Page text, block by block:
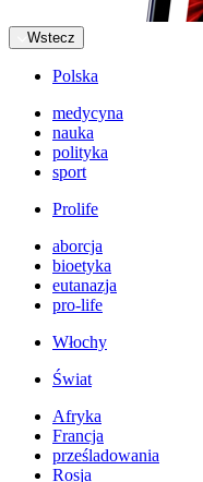
Wstecz
Polska
medycyna
nauka
polityka
sport
Prolife
aborcja
bioetyka
eutanazja
pro-life
Włochy
Świat
Afryka
Francja
prześladowania
Rosja